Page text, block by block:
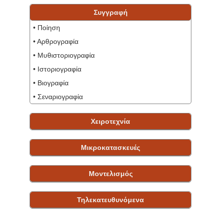
Συγγραφή
• Ποίηση
• Αρθρογραφία
• Μυθιστοριογραφία
• Ιστοριογραφία
• Βιογραφία
• Σεναριογραφία
Χειροτεχνία
Μικροκατασκευές
Μοντελισμός
Τηλεκατευθυνόμενα